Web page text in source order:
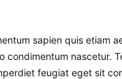
sapien quis etiam
condimentum nascetur.
feugiat eget sit